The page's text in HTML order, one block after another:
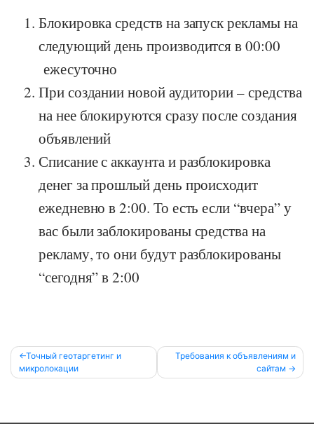
Блокировка средств на запуск рекламы на
следующий день производится в 00:00
ежесуточно
При создании новой аудитории – средства
на нее блокируются сразу после создания
объявлений
Списание с аккаунта и разблокировка
денег за прошлый день происходит
ежедневно в 2:00. То есть если “вчера” у
вас были заблокированы средства на
рекламу, то они будут разблокированы
“сегодня” в 2:00
Post
navigation
Точный геотаргетинг и
микролокации
Требования к объявлениям и
сайтам